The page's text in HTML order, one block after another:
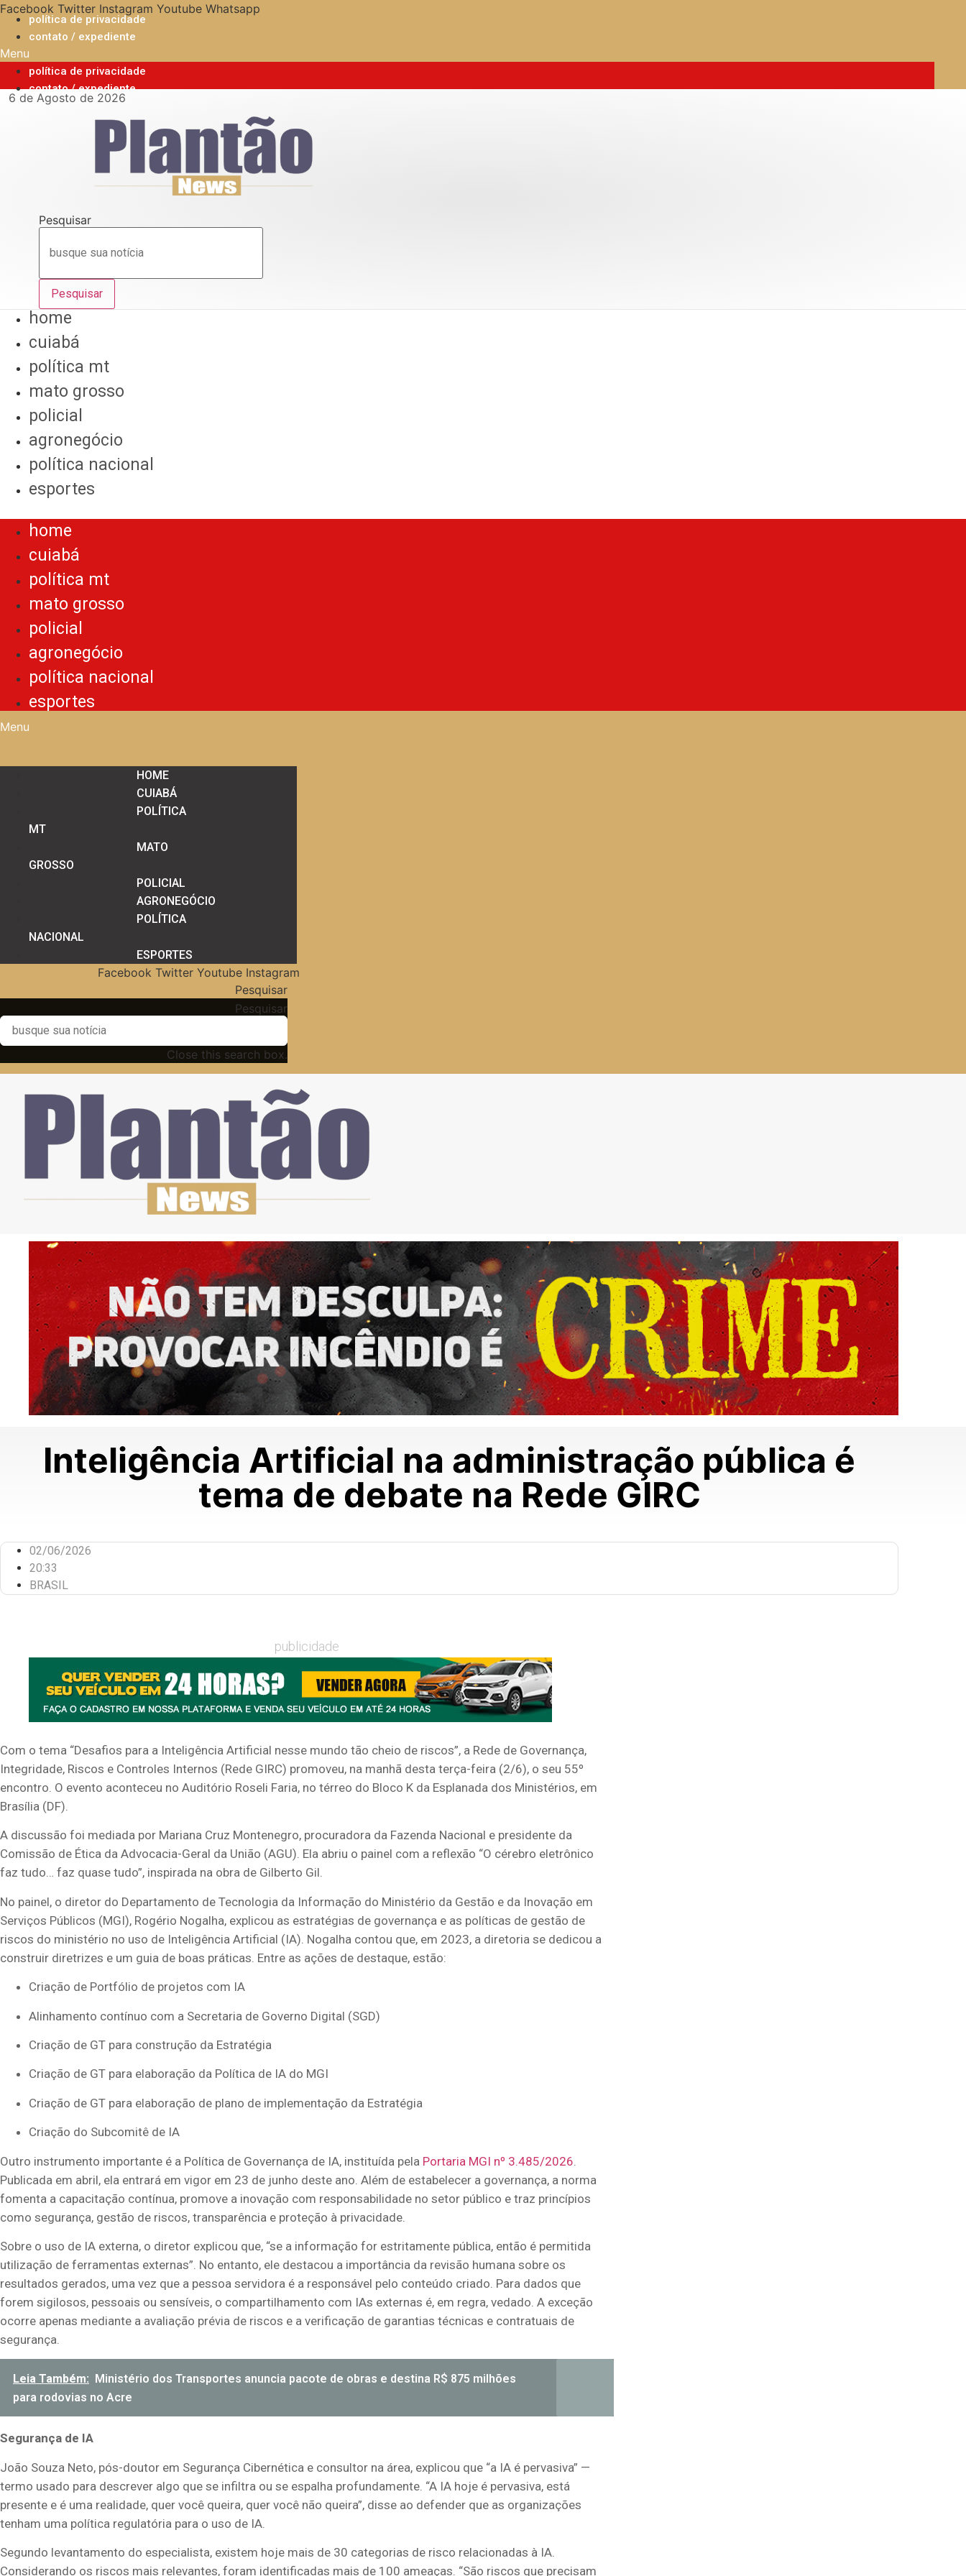
Ir
para
conteúdo
Facebook Twitter Instagram Youtube Whatsapp
política de privacidade
contato / expediente
Menu
política de privacidade
contato / expediente
6 de Agosto de 2026
Pesquisar
Pesquisar
home
cuiabá
política mt
mato grosso
policial
agronegócio
política nacional
esportes
home
cuiabá
política mt
mato grosso
policial
agronegócio
política nacional
esportes
Menu
HOME
CUIABÁ
POLÍTICA
MT
MATO
GROSSO
POLICIAL
AGRONEGÓCIO
POLÍTICA
NACIONAL
ESPORTES
Facebook Twitter Youtube Instagram
Pesquisar
Pesquisar
Close this search box.
Inteligência Artificial na administração pública é
tema de debate na Rede GIRC
02/06/2026
20:33
BRASIL
publicidade
Com o tema “Desafios para a Inteligência Artificial nesse mundo tão cheio de riscos”, a Rede de Governança,
Integridade, Riscos e Controles Internos (Rede GIRC) promoveu, na manhã desta terça-feira (2/6), o seu 55º
encontro. O evento aconteceu no Auditório Roseli Faria, no térreo do Bloco K da Esplanada dos Ministérios, em
Brasília (DF).
A discussão foi mediada por Mariana Cruz Montenegro, procuradora da Fazenda Nacional e presidente da
Comissão de Ética da Advocacia-Geral da União (AGU). Ela abriu o painel com a reflexão “O cérebro eletrônico
faz tudo… faz quase tudo”, inspirada na obra de Gilberto Gil.
No painel, o diretor do Departamento de Tecnologia da Informação do Ministério da Gestão e da Inovação em
Serviços Públicos (MGI), Rogério Nogalha, explicou as estratégias de governança e as políticas de gestão de
riscos do ministério no uso de Inteligência Artificial (IA) Nogalha contou que, em 2023, a diretoria se dedicou a
construir diretrizes e um guia de boas práticas. Entre as ações de destaque, estão:
Criação de Portfólio de projetos com IA
Alinhamento contínuo com a Secretaria de Governo Digital (SGD)
Criação de GT para construção da Estratégia
Criação de GT para elaboração da Política de IA do MGI
Criação de GT para elaboração de plano de implementação da Estratégia
Criação do Subcomitê de IA
Outro instrumento importante é a Política de Governança de IA, instituída pela Portaria MGI nº 3.485/2026
Publicada em abril, ela entrará em vigor em 23 de junho deste ano. Além de estabelecer a governança, a norma
fomenta a capacitação contínua, promove a inovação com responsabilidade no setor público e traz princípios
como segurança, gestão de riscos, transparência e proteção à privacidade.
Sobre o uso de IA externa, o diretor explicou que, “se a informação for estritamente pública, então é permitida
utilização de ferramentas externas” No entanto, ele destacou a importância da revisão humana sobre os
resultados gerados, uma vez que a pessoa servidora é a responsável pelo conteúdo criado . Para dados que
forem sigilosos, pessoais ou sensíveis, o compartilhamento com IAs externas é, em regra, vedado A exceção
ocorre apenas mediante a avaliação prévia de riscos e a verificação de garantias técnicas e contratuais de
segurança.
Leia Também:
Ministério dos Transportes anuncia pacote de obras e destina R$ 875 milhões
para rodovias no Acre
Segurança de IA
João Souza Neto, pós-doutor em Segurança Cibernética e consultor na área, explicou que “a IA é pervasiva” —
termo usado para descrever algo que se infiltra ou se espalha profundamente “A IA hoje é pervasiva, está
presente e é uma realidade, quer você queira, quer você não queira”, disse ao defender que as organizações
tenham uma política regulatória para o uso de IA.
Segundo levantamento do especialista, existem hoje mais de 30 categorias de risco relacionadas à IA.
Considerando os riscos mais relevantes, foram identificadas mais de 100 ameaças. “São riscos que precisam